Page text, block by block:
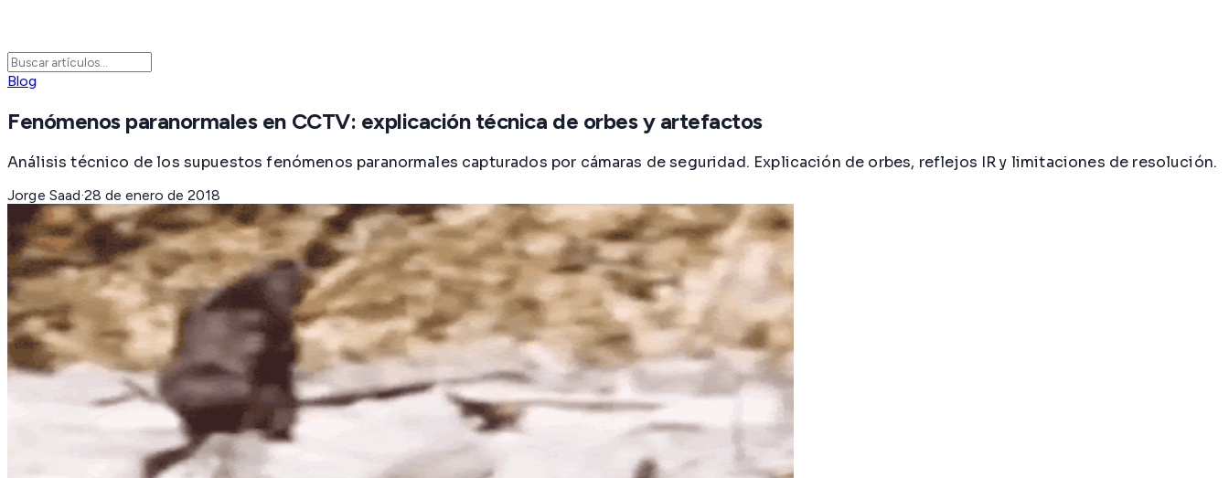
Blog
Fenómenos paranormales en CCTV: explicación técnica de orbes y artefactos
Análisis técnico de los supuestos fenómenos paranormales capturados por cámaras de seguridad. Explicación de orbes, reflejos IR y limitaciones de resolución.
Jorge Saad·28 de enero de 2018